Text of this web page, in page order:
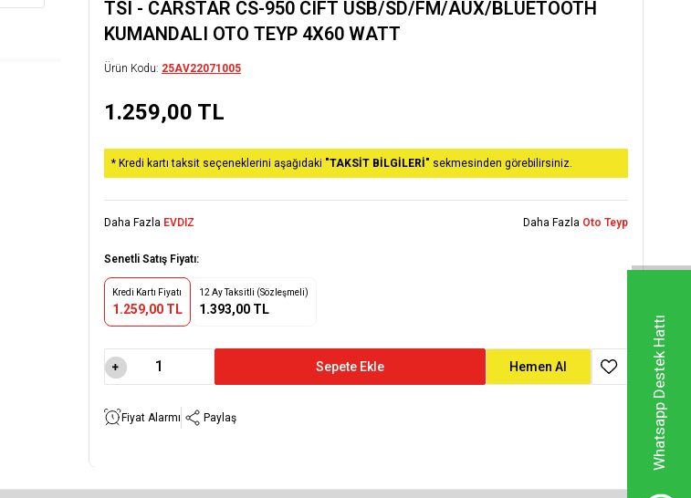
Whatsapp Destek Hattı
TSI - CARSTAR CS-950 CIFT USB/SD/FM/AUX/BLUETOOTH
KUMANDALI OTO TEYP 4X60 WATT
Ürün Kodu: 25AV22071005
1.259,00 TL
* Kredi kartı taksit seçeneklerini aşağıdaki "TAKSİT BİLGİLERİ" sekmesinden görebilirsiniz.
Daha Fazla EVDIZ Daha Fazla Oto Teyp
Senetli Satış Fiyatı:
Kredi Kartı Fiyatı
1.259,00 TL
12 Ay Taksitli (Sözleşmeli)
1.393,00 TL
Sepete Ekle Hemen Al Favoriye Ekle
Fiyat Alarmı Paylaş